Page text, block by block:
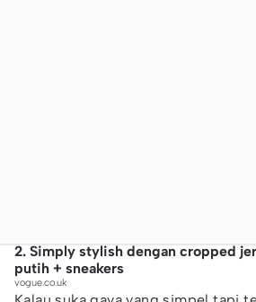
2. Simply stylish dengan cropped
putih + sneakers
vogue.co.uk